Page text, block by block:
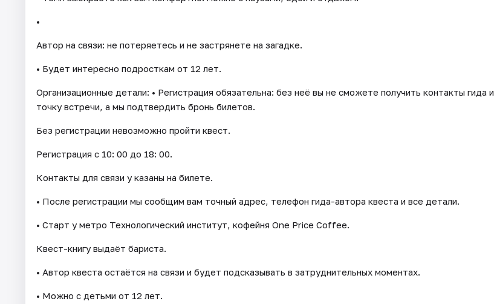
•
Автор на связи: не потеряетесь и не застрянете на загадке.
• Будет интересно подросткам от 12 лет.
Организационные детали: • Регистрация обязательна: без неё вы не сможете получить контакты гида и
точку встречи, а мы подтвердить бронь билетов.
Без регистрации невозможно пройти квест.
Регистрация с 10: 00 до 18: 00.
Контакты для связи у казаны на билете.
• После регистрации мы сообщим вам точный адрес, телефон гида-автора квеста и все детали.
• Старт у метро Технологический институт, кофейня One Price Coffee.
Квест-книгу выдаёт бариста.
• Автор квеста остаётся на связи и будет подсказывать в затруднительных моментах.
• Можно с детьми от 12 лет.